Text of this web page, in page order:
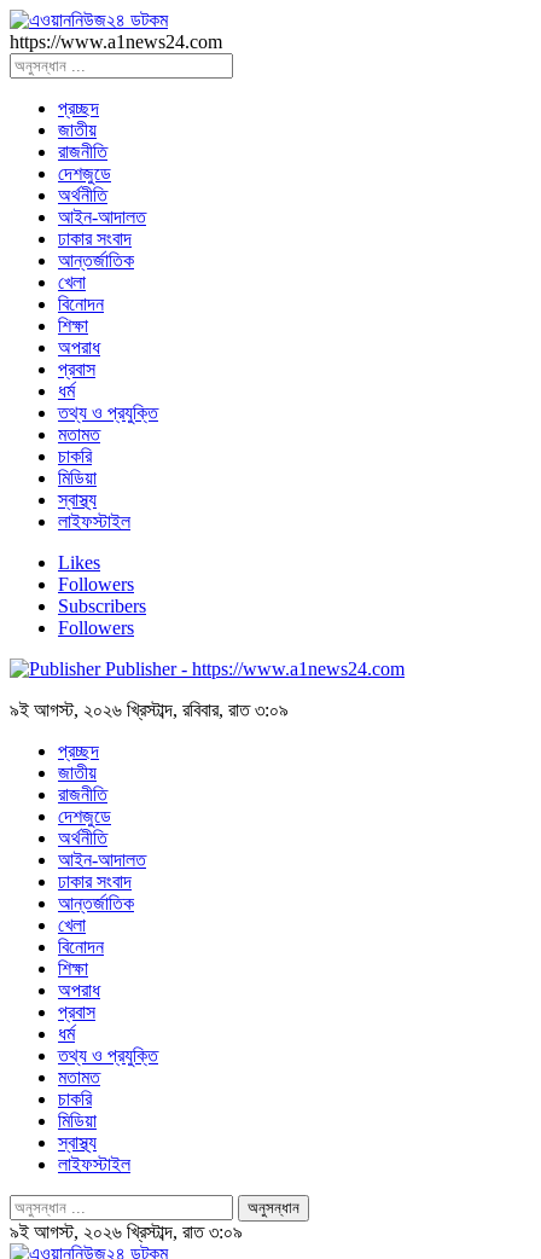
https://www.a1news24.com
প্রচ্ছদ
জাতীয়
রাজনীতি
দেশজুডে
অর্থনীতি
আইন-আদালত
ঢাকার সংবাদ
আন্তর্জাতিক
খেলা
বিনোদন
শিক্ষা
অপরাধ
প্রবাস
ধর্ম
তথ্য ও প্রযুক্তি
মতামত
চাকরি
মিডিয়া
স্বাস্থ্য
লাইফস্টাইল
Likes
Followers
Subscribers
Followers
Publisher - https://www.a1news24.com
৯ই আগস্ট, ২০২৬ খ্রিস্টাব্দ, রবিবার, রাত ৩:০৯
প্রচ্ছদ
জাতীয়
রাজনীতি
দেশজুডে
অর্থনীতি
আইন-আদালত
ঢাকার সংবাদ
আন্তর্জাতিক
খেলা
বিনোদন
শিক্ষা
অপরাধ
প্রবাস
ধর্ম
তথ্য ও প্রযুক্তি
মতামত
চাকরি
মিডিয়া
স্বাস্থ্য
লাইফস্টাইল
৯ই আগস্ট, ২০২৬ খ্রিস্টাব্দ, রাত ৩:০৯